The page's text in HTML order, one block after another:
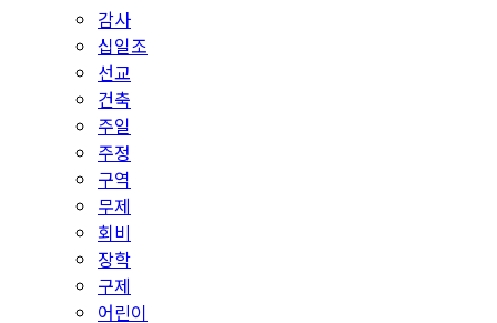
감사
십일조
선교
건축
주일
주정
구역
무제
회비
장학
구제
어린이